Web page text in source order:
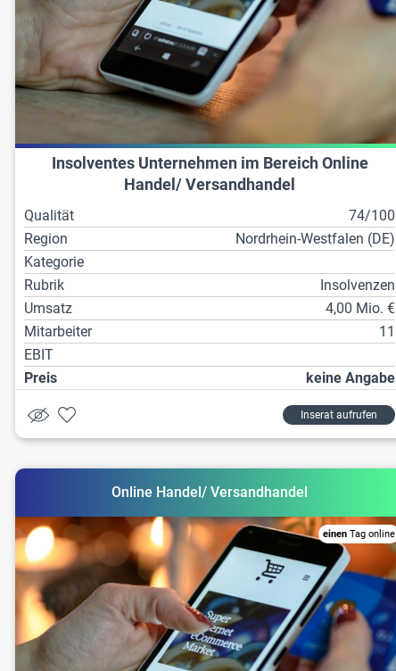
Insolventes Unternehmen im Bereich Online
Handel/ Versandhandel
Qualität
74/100
Region
Nordrhein-Westfalen (DE)
Kategorie
Rubrik
Insolvenzen
Umsatz
4,00 Mio. €
Mitarbeiter
11
EBIT
Preis
keine Angabe
Inserat aufrufen
Online Handel/ Versandhandel
einen Tag online